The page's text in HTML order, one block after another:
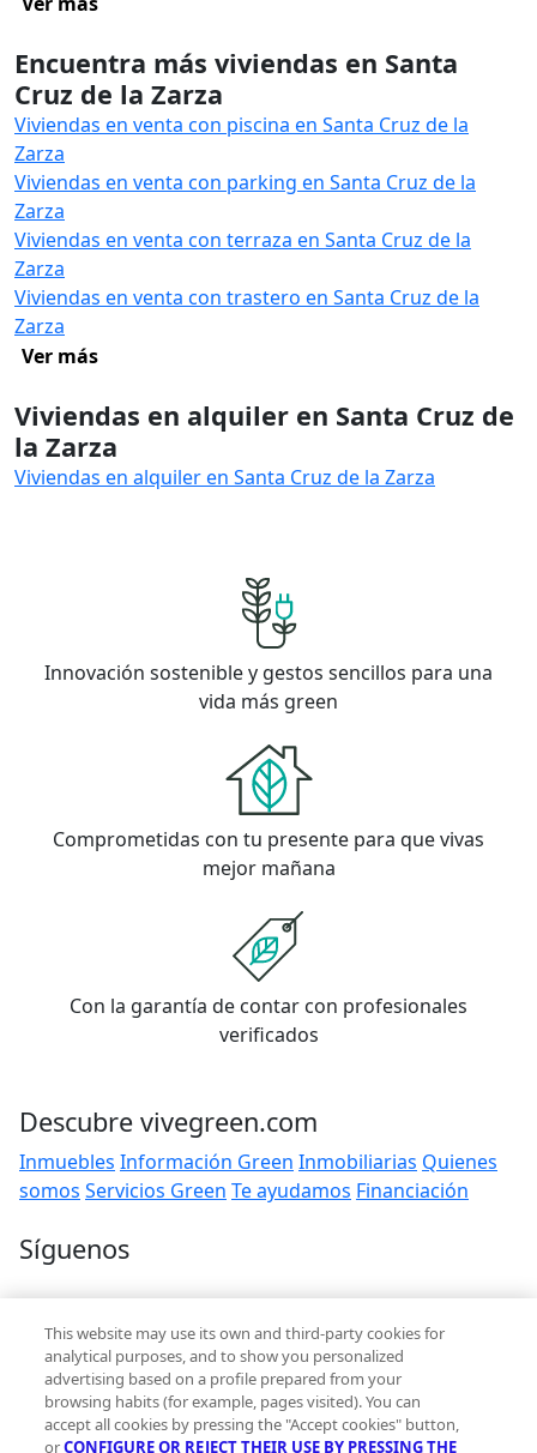
Encuentra más viviendas en Santa
Cruz de la Zarza
Viviendas en venta con piscina en Santa Cruz de la
Zarza
Viviendas en venta con parking en Santa Cruz de la
Zarza
Viviendas en venta con terraza en Santa Cruz de la
Zarza
Viviendas en venta con trastero en Santa Cruz de la
Zarza
Ver más
Viviendas en alquiler en Santa Cruz de
la Zarza
Viviendas en alquiler en Santa Cruz de la Zarza
Innovación sostenible y gestos sencillos para una
vida más green
Comprometidas con tu presente para que vivas
mejor mañana
Con la garantía de contar con profesionales
verificados
Descubre vivegreen.com
Inmuebles Información Green Inmobiliarias Quienes
somos Servicios Green Te ayudamos Financiación
Síguenos
Contacto
hola@vivegreen.com
This website may use its own and third-party cookies for
analytical purposes, and to show you personalized
advertising based on a profile prepared from your
browsing habits (for example, pages visited). You can
accept all cookies by pressing the "Accept cookies" button,
orCONFIGURE OR REJECT THEIR USE BY PRESSING THE